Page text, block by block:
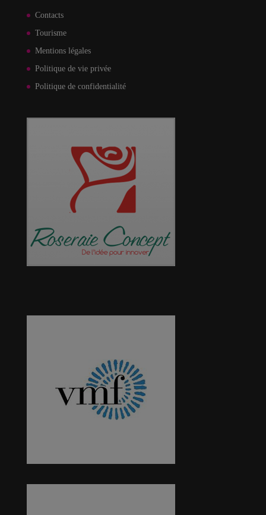
Contacts
Tourisme
Mentions légales
Politique de vie privée
Politique de confidentialité